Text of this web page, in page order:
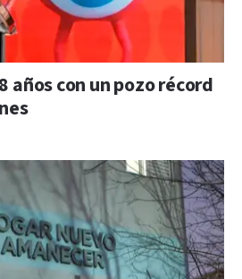
años con un pozo récord